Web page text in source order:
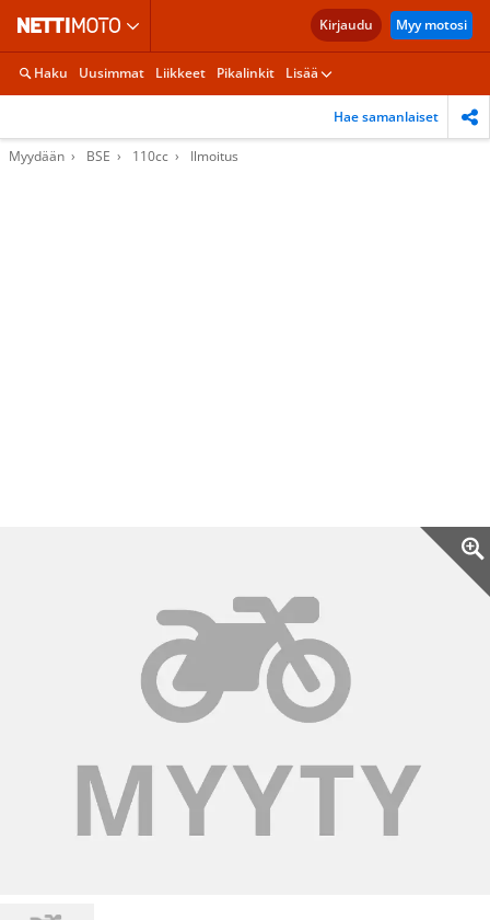
Kirjaudu Myy motosi
Haku Uusimmat Liikkeet Pikalinkit Lisää
Hae samanlaiset
Myydään BSE 110cc Ilmoitus